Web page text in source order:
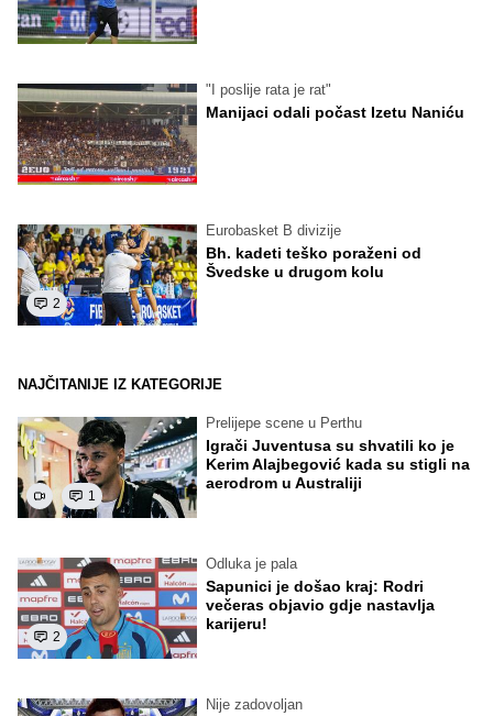
"I poslije rata je rat"
Manijaci odali počast Izetu Naniću
2
Eurobasket B divizije
Bh. kadeti teško poraženi od
Švedske u drugom kolu
NAJČITANIJE IZ KATEGORIJE
1
Prelijepe scene u Perthu
Igrači Juventusa su shvatili ko je
Kerim Alajbegović kada su stigli na
aerodrom u Australiji
2
Odluka je pala
Sapunici je došao kraj: Rodri
večeras objavio gdje nastavlja
karijeru!
Nije zadovoljan